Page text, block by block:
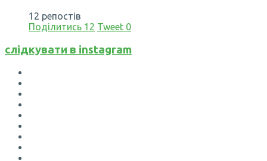
12 репостів
Поділитись 12 Tweet 0
слідкувати в instagram